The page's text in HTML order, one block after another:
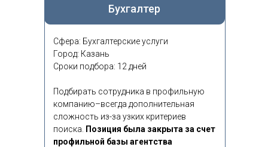
Бухгалтер
Сфера: Бухгалтерские услуги
Город: Казань
Сроки подбора: 12 дней
Подбирать сотрудника в профильную
компанию–всегда дополнительная
сложность из-за узких критериев
поиска.
Позиция была закрыта за счет
профильной базы агентства